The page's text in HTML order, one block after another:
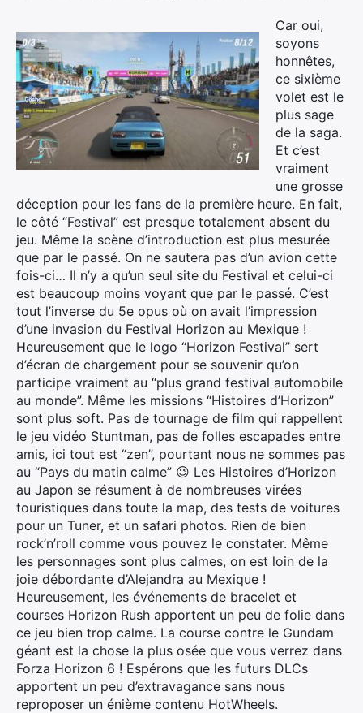
Car oui,
soyons
honnêtes,
ce sixième
volet est le
plus sage
de la saga.
Et c’est
vraiment
une grosse
déception pour les fans de la première heure. En fait,
le côté “Festival” est presque totalement absent du
jeu. Même la scène d’introduction est plus mesurée
que par le passé. On ne sautera pas d’un avion cette
fois-ci… Il n’y a qu’un seul site du Festival et celui-ci
est beaucoup moins voyant que par le passé. C’est
tout l’inverse du 5e opus où on avait l’impression
d’une invasion du Festival Horizon au Mexique !
Heureusement que le logo “Horizon Festival” sert
d’écran de chargement pour se souvenir qu’on
participe vraiment au “plus grand festival automobile
au monde”. Même les missions “Histoires d’Horizon”
sont plus soft. Pas de tournage de film qui rappellent
le jeu vidéo Stuntman, pas de folles escapades entre
amis, ici tout est “zen”, pourtant nous ne sommes pas
au “Pays du matin calme” 😉 Les Histoires d’Horizon
au Japon se résument à de nombreuses virées
touristiques dans toute la map, des tests de voitures
pour un Tuner, et un safari photos. Rien de bien
rock’n’roll comme vous pouvez le constater. Même
les personnages sont plus calmes, on est loin de la
joie débordante d’Alejandra au Mexique !
Heureusement, les événements de bracelet et
courses Horizon Rush apportent un peu de folie dans
ce jeu bien trop calme. La course contre le Gundam
géant est la chose la plus osée que vous verrez dans
Forza Horizon 6 ! Espérons que les futurs DLCs
apportent un peu d’extravagance sans nous
reproposer un énième contenu HotWheels.